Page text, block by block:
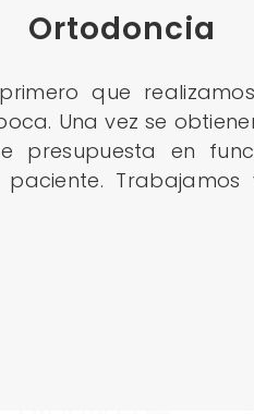
Ortodoncia
que
Una vez se
presupuesta en
Trabajamos